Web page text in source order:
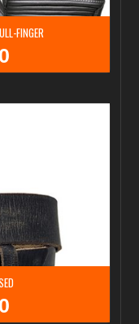
FINGER
El
El